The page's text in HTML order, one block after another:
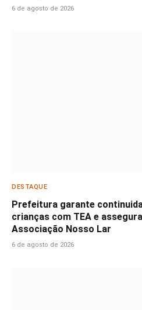
6 de agosto de 2026
DESTAQUE
Prefeitura garante
crianças com TEA e
Associação Nosso Lar
6 de agosto de 2026